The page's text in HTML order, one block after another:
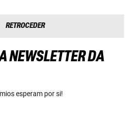
RETROCEDER
NEWSLETTER DA
esperam por si!